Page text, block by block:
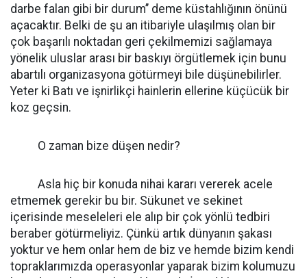
darbe falan gibi bir durum’’ deme küstahlığının önünü
açacaktır. Belki de şu an itibariyle ulaşılmış olan bir
çok başarılı noktadan geri çekilmemizi sağlamaya
yönelik uluslar arası bir baskıyı örgütlemek için bunu
abartılı organizasyona götürmeyi bile düşünebilirler.
Yeter ki Batı ve işnirlikçi hainlerin ellerine küçücük bir
koz geçsin.
O zaman bize düşen nedir?
Asla hiç bir konuda nihai kararı vererek acele
etmemek gerekir bu bir. Sükunet ve sekinet
içerisinde meseleleri ele alıp bir çok yönlü tedbiri
beraber götürmeliyiz. Çünkü artık dünyanın şakası
yoktur ve hem onlar hem de biz ve hemde bizim kendi
topraklarımızda operasyonlar yaparak bizim kolumuzu